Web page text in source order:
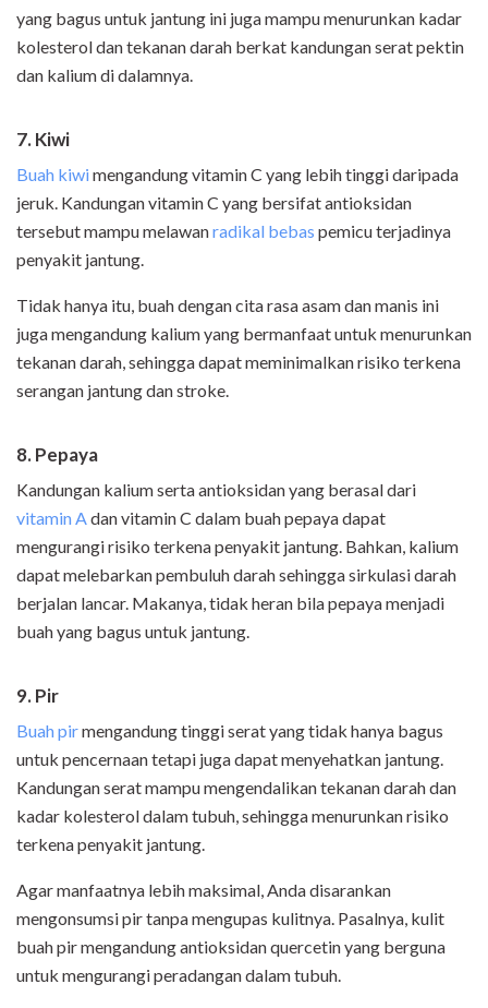
yang bagus untuk jantung ini juga mampu menurunkan kadar
kolesterol dan tekanan darah berkat kandungan serat pektin
dan kalium di dalamnya.
7. Kiwi
Buah kiwimengandung vitamin C yang lebih tinggi daripada
jeruk. Kandungan vitamin C yang bersifat antioksidan
tersebut mampu melawanradikal bebas pemicu terjadinya
penyakit jantung.
Tidak hanya itu, buah dengan cita rasa asam dan manis ini
juga mengandung kalium yang bermanfaat untuk menurunkan
tekanan darah, sehingga dapat meminimalkan risiko terkena
serangan jantung dan stroke.
8. Pepaya
Kandungan kalium serta antioksidan yang berasal dari
vitamin A dan vitamin C dalam buah pepaya dapat
mengurangi risiko terkena penyakit jantung. Bahkan, kalium
dapat melebarkan pembuluh darah sehingga sirkulasi darah
berjalan lancar. Makanya, tidak heran bila pepaya menjadi
buah yang bagus untuk jantung.
9. Pir
Buah pirmengandung tinggi serat yang tidak hanya bagus
untuk pencernaan tetapi juga dapat menyehatkan jantung.
Kandungan serat mampu mengendalikan tekanan darah dan
kadar kolesterol dalam tubuh, sehingga menurunkan risiko
terkena penyakit jantung.
Agar manfaatnya lebih maksimal, Anda disarankan
mengonsumsi pir tanpa mengupas kulitnya. Pasalnya, kulit
buah pir mengandung antioksidan quercetin yang berguna
untuk mengurangi peradangan dalam tubuh.